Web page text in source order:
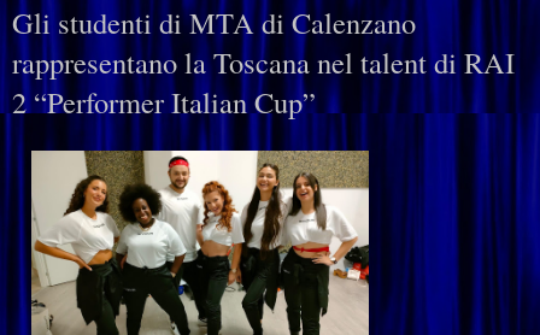
Gli studenti di MTA di Calenzano
rappresentano la Toscana nel talent di RAI
2 “Performer Italian Cup”